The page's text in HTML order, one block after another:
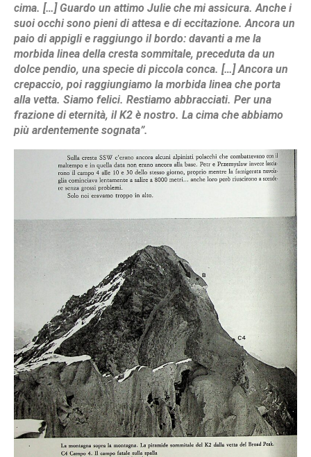
cima. […] Guardo un attimo Julie che mi assicura. Anche i
suoi occhi sono pieni di attesa e di eccitazione. Ancora un
paio di appigli e raggiungo il bordo: davanti a me la
morbida linea della cresta sommitale, preceduta da un
dolce pendio, una specie di piccola conca. […] Ancora un
crepaccio, poi raggiungiamo la morbida linea che porta
alla vetta. Siamo felici. Restiamo abbracciati. Per una
frazione di eternità, il K2 è nostro. La cima che abbiamo
più ardentemente sognata”.